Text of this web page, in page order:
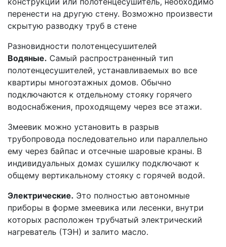
перенести на другую стену. Возможно произвести
скрытую разводку труб в стене
Разновидности полотенцесушителей
Водяные. Самый распространенный тип
полотенцесушителей, устанавливаемых во все
квартиры многоэтажных домов. Обычно
подключаются к отдельному стояку горячего
водоснабжения, проходящему через все этажи.
Змеевик можно установить в разрыв
трубопровода последовательно или параллельно
ему через байпас и отсечные шаровые краны. В
индивидуальных домах сушилку подключают к
общему вертикальному стояку с горячей водой.
Электрические. Это полностью автономные
приборы в форме змеевика или лесенки, внутри
которых расположен трубчатый электрический
нагреватель (ТЭН) и залито масло.